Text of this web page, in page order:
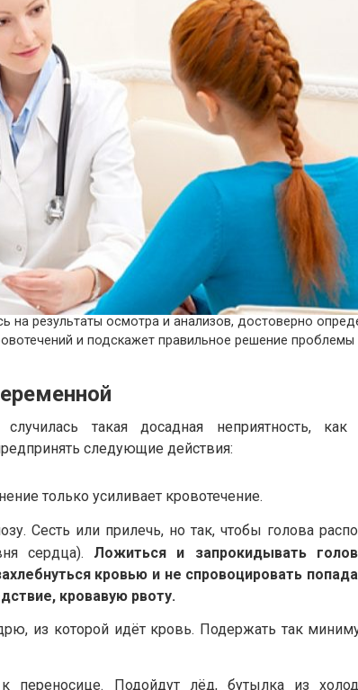
на результаты осмотра и анализов, достоверно
и подскажет правильное решение проблемы
такая досадная неприятность, как
следующие действия:
только усиливает кровотечение.
Сесть или прилечь, но так, чтобы голова
сердца). Ложиться и запрокидывать
кровью и не спровоцировать
кровавую рвоту.
из которой идёт кровь. Подержать так
переносице. Подойдут лёд, бутылка из